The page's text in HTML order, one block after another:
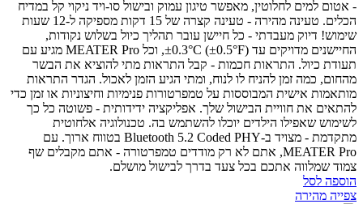
- אטום למים לחלוטין, מאפשר טיגון עמוק ובישול סו-ויד ניקוי קל במדיח
הכלים.
טעינה מהירה - טעינה קצרה של 15 דקות מספיקה ל-12 שעות
שימוש! דיוק מעבדתי - כל חיישן עובר תהליך כיול בשלוש נקודות,
החיישנים מדויקים עד ±0.3°C (±0.5°F), וכל MEATER Pro מגיע עם
תעודת כיול. התראות חכמות - קבל התראות מתי להוציא את הבשר
מהחום, כמה זמן להניח לו לנוח, ומתי הגיע הזמן לאכול. הגדר התראות
מותאמות אישית המבוססות על טמפרטורות פנימיות וחיצוניות או זמן כדי
להתאים את חוויית הבישול שלך. אפליקציה ידידותית - פשוטה כל כך
לשימוש שאפילו הילדים יוכלו להשתמש בה. טכנולוגיה אלחוטית
מתקדמת - מצויד ב-Bluetooth 5.2 Coded PHY בטווח ארוך.
עם
MEATER Pro, אתם לא רק מודדים טמפרטורה - אתם מקבלים שף
צמוד שמלווה אתכם בכל צעד בדרך לבישול מושלם.
הוספה לסל
צפייה מהירה